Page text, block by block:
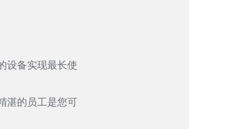
设备实现最长使
湛的员工是您可